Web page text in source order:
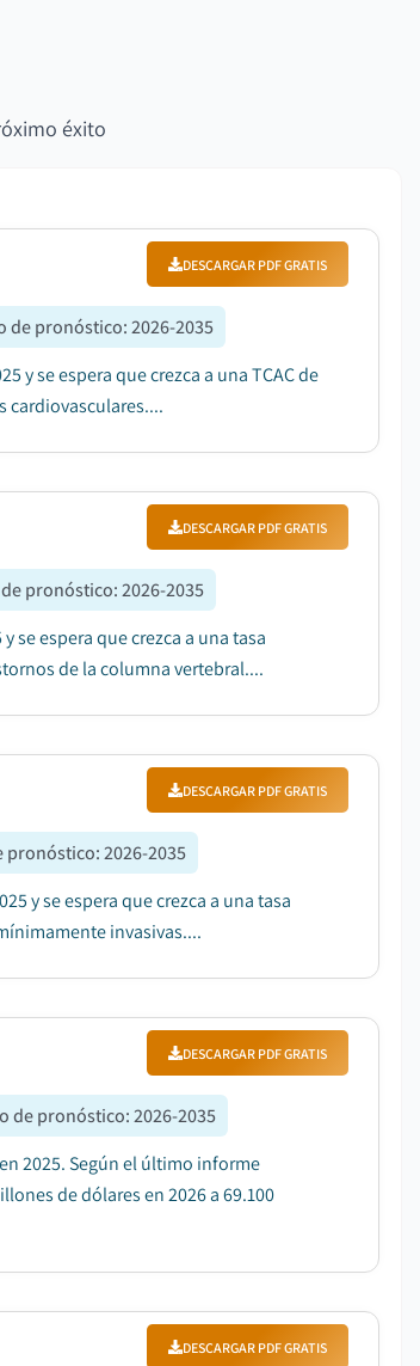
éxito
DESCARGAR PDF GRATIS
de pronóstico:2026-2035
y se espera que crezca a una TCAC de
cardiovasculares....
DESCARGAR PDF GRATIS
pronóstico:2026-2035
se espera que crezca a una tasa
de la columna vertebral....
DESCARGAR PDF GRATIS
pronóstico:2026-2035
y se espera que crezca a una tasa
invasivas....
DESCARGAR PDF GRATIS
de pronóstico:2026-2035
2025. Según el último informe
de dólares en 2026 a 69.100
DESCARGAR PDF GRATIS